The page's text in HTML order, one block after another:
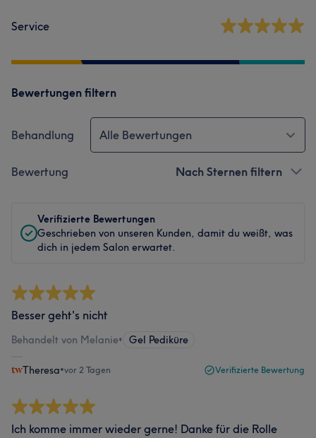
Service
Bewertungen filtern
Behandlung Alle Bewertungen
Bewertung Nach Sternen filtern
Verifizierte Bewertungen
Geschrieben von unseren Kunden, damit du weißt, was
dich in jedem Salon erwartet.
Besser geht's nicht
Behandelt von Melanie• Gel Pediküre
Theresa•vor 2 Tagen Verifizierte Bewertung
Ich komme immer wieder gerne! Danke für die Rolle